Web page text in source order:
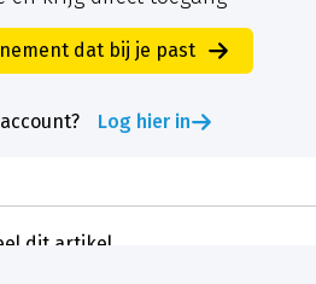
dat bij je past
Log hier in
dit artikel